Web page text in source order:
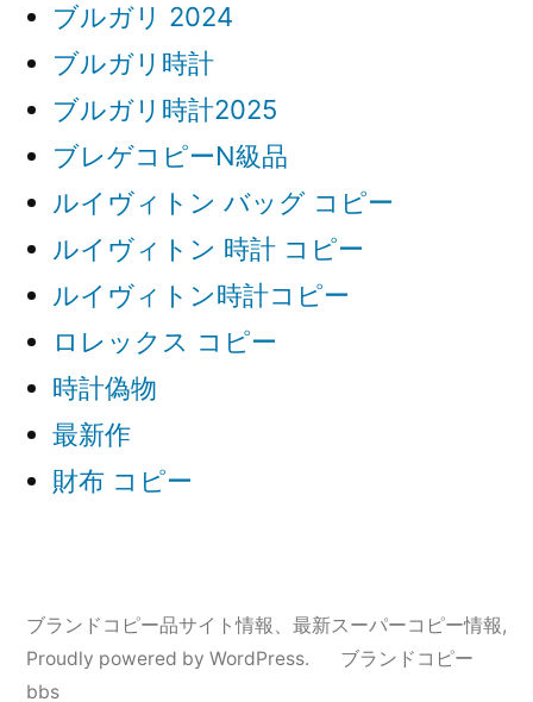
ブルガリ 2024
ブルガリ時計
ブルガリ時計2025
ブレゲコピーN級品
ルイヴィトン バッグ コピー
ルイヴィトン 時計 コピー
ルイヴィトン時計コピー
ロレックス コピー
時計偽物
最新作
財布 コピー
ブランドコピー品サイト情報、最新スーパーコピー情報,
Proudly powered by WordPress.
ブランドコピー
bbs